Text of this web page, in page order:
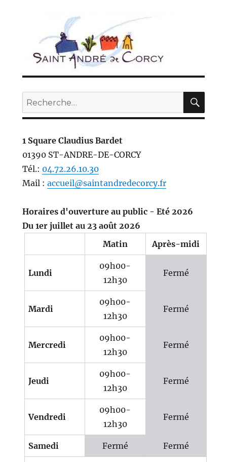
Recherche
pour :
1 Square Claudius Bardet
01390 ST-ANDRE-DE-CORCY
Tél.: 04.72.26.10.30
Mail : accueil@saintandredecorcy.fr
Horaires d'ouverture au public - Eté 2026
Du 1er juillet au 23 août 2026
Matin
Après-midi
Lundi
09h00-
12h30
Fermé
Mardi
09h00-
12h30
Fermé
Mercredi
09h00-
12h30
Fermé
Jeudi
09h00-
12h30
Fermé
Vendredi
09h00-
12h30
Fermé
Samedi Fermé Fermé